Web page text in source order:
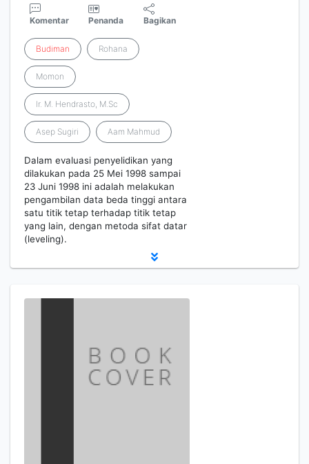
Komentar Penanda Bagikan
Budiman Rohana
Momon
Ir. M. Hendrasto, M.Sc
Asep Sugiri Aam Mahmud
Dalam evaluasi penyelidikan yang
dilakukan pada 25 Mei 1998 sampai
23 Juni 1998 ini adalah melakukan
pengambilan data beda tinggi antara
satu titik tetap terhadap titik tetap
yang lain, dengan metoda sifat datar
(leveling).